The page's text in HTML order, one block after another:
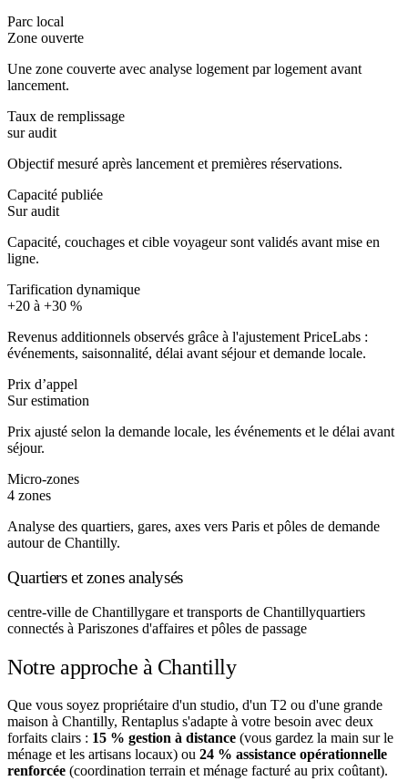
Parc local
Zone ouverte
Une zone couverte avec analyse logement par logement avant
lancement.
Taux de remplissage
sur audit
Objectif mesuré après lancement et premières réservations.
Capacité publiée
Sur audit
Capacité, couchages et cible voyageur sont validés avant mise en
ligne.
Tarification dynamique
+20 à +30 %
Revenus additionnels observés grâce à l'ajustement PriceLabs :
événements, saisonnalité, délai avant séjour et demande locale.
Prix d’appel
Sur estimation
Prix ajusté selon la demande locale, les événements et le délai avant
séjour.
Micro-zones
4 zones
Analyse des quartiers, gares, axes vers Paris et pôles de demande
autour de Chantilly.
Quartiers et zones analysés
centre-ville de Chantillygare et transports de Chantillyquartiers
connectés à Pariszones d'affaires et pôles de passage
Notre approche à Chantilly
Que vous soyez propriétaire d'un studio, d'un T2 ou d'une grande
maison à Chantilly, Rentaplus s'adapte à votre besoin avec deux
forfaits clairs : 15 % gestion à distance (vous gardez la main sur le
ménage et les artisans locaux) ou 24 % assistance opérationnelle
renforcée (coordination terrain et ménage facturé au prix coûtant).